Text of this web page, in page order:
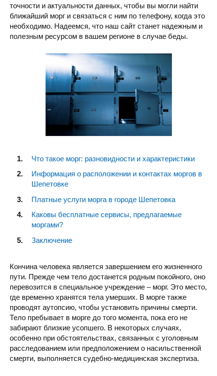
точности и актуальности данных, чтобы вы могли найти
ближайший морг и связаться с ним по телефону, когда это
необходимо. Надеемся, что наш сайт станет надежным и
полезным ресурсом в вашем регионе в случае беды.
Что такое морг: разновидности и характеристики
Информация о расположении и контактах моргов в
Шепетовке
Платные услуги морга в городе Шепетовка
Каковы бесплатные сервисы, предлагаемые
моргами?
Заключение
Кончина человека является завершением его жизненного
пути. Прежде чем тело достанется родным покойного, оно
перевозится в специальное учреждение – морг. Это место,
где временно хранятся тела умерших. В морге также
проводят аутопсию, чтобы установить причины смерти.
Тело пребывает в морге до того момента, пока его не
забирают близкие усопшего. В некоторых случаях,
особенно при обстоятельствах, связанных с уголовным
расследованием или предположением о насильственной
смерти, выполняется судебно-медицинская экспертиза.